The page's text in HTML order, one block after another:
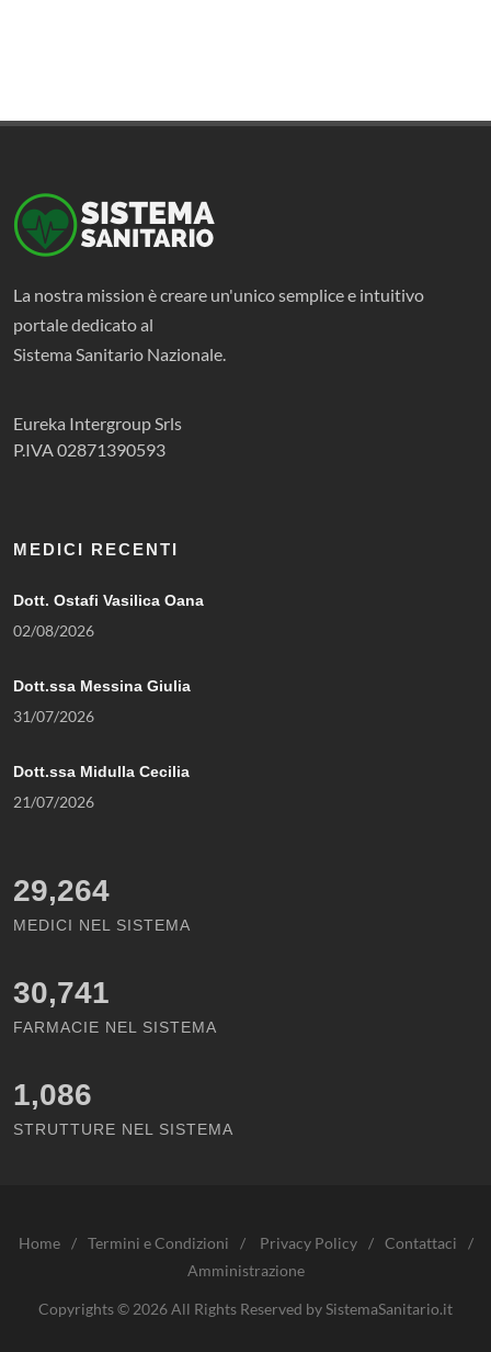
La nostra mission è creare un'unico semplice e intuitivo
portale dedicato al
Sistema Sanitario Nazionale.
Eureka Intergroup Srls
P.IVA 02871390593
MEDICI RECENTI
Dott. Ostafi Vasilica Oana
02/08/2026
Dott.ssa Messina Giulia
31/07/2026
Dott.ssa Midulla Cecilia
21/07/2026
29,264
MEDICI NEL SISTEMA
30,741
FARMACIE NEL SISTEMA
1,086
STRUTTURE NEL SISTEMA
Home / Termini e Condizioni / Privacy Policy / Contattaci
/
Amministrazione
Copyrights © 2026 All Rights Reserved by SistemaSanitario.it